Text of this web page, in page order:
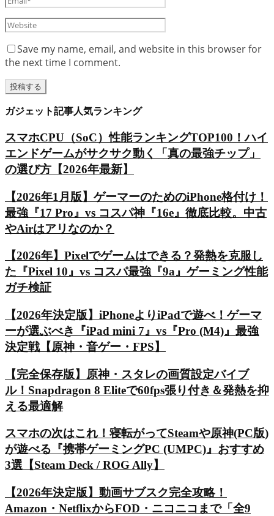
Save my name, email, and website in this browser for
the next time I comment.
ガジェット記事人気ランキング
スマホCPU（SoC）性能ランキングTOP100！ハイ
エンドゲームがサクサク動く「真の最強チップ」
の選び方【2026年最新】
【2026年1月版】ゲーマーのためのiPhone格付け！
最強『17 Pro』vs コスパ神『16e』徹底比較。中古
やAirはアリなのか？
【2026年】Pixelでゲームはできる？発熱を克服し
た『Pixel 10』vs コスパ最強『9a』ゲーミング性能
ガチ検証
【2026年決定版】iPhoneよりiPadで遊べ！ゲーマ
ーが選ぶべき『iPad mini 7』vs『Pro (M4)』最強
決定戦【原神・音ゲー・FPS】
【完全保存版】原神・スタレの画質設定バイブ
ル！Snapdragon 8 Eliteで60fps張り付き＆発熱を抑
える最適解
スマホの次はこれ！寝転がってSteamや原神(PC版)
が遊べる『携帯ゲーミングPC (UMPC)』おすすめ
3選【Steam Deck / ROG Ally】
【2026年決定版】動画サブスク完全攻略！
Amazon・NetflixからFOD・ニコニコまで「全9